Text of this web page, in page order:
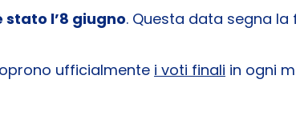
l’8 giugno. Questa data segna la
ufficialmente i voti finali in ogni